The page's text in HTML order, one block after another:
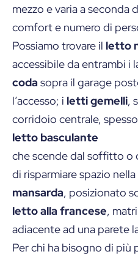
mezzo e varia a seconda
comfort e numero di
Possiamo trovare il letto
accessibile da entrambi i
coda sopra il garage
l’accesso; i letti gemelli,
corridoio centrale,
letto basculante
che scende dal soffitto o
di risparmiare spazio
mansarda, posizionato
letto alla francese,
adiacente ad una parete
Per chi ha bisogno di più